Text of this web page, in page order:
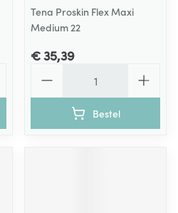
Tena Proskin Flex Maxi
Medium 22
€ 35,39
Bestel